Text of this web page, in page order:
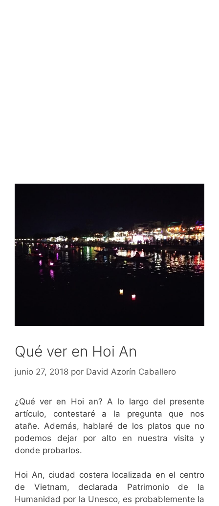
Qué ver en Hoi An
junio 27, 2018 por David Azorín Caballero
¿Qué ver en Hoi an? A lo largo del presente
artículo, contestaré a la pregunta que nos
atañe. Además, hablaré de los platos que no
podemos dejar por alto en nuestra visita y
donde probarlos.
Hoi An, ciudad costera localizada en el centro
de Vietnam, declarada Patrimonio de la
Humanidad por la Unesco, es probablemente la